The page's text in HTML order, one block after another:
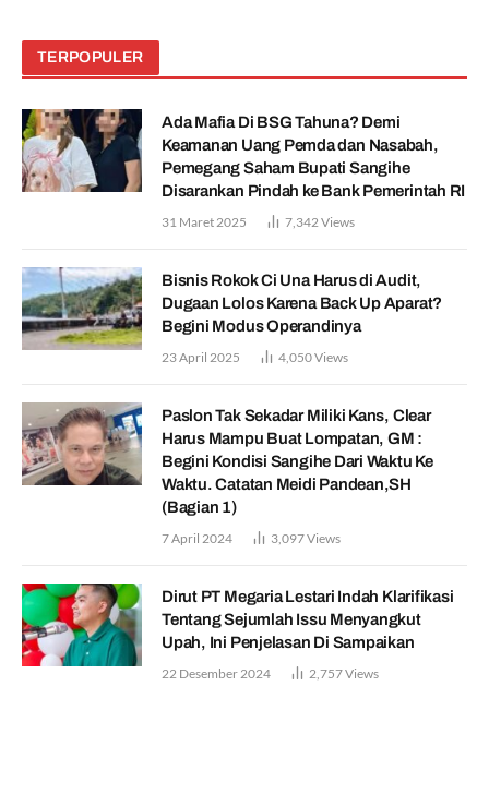
TERPOPULER
Ada Mafia Di BSG Tahuna? Demi
Keamanan Uang Pemda dan Nasabah,
Pemegang Saham Bupati Sangihe
Disarankan Pindah ke Bank Pemerintah RI
31 Maret 2025 7,342 Views
Bisnis Rokok Ci Una Harus di Audit,
Dugaan Lolos Karena Back Up Aparat?
Begini Modus Operandinya
23 April 2025 4,050Views
Paslon Tak Sekadar Miliki Kans, Clear
Harus Mampu Buat Lompatan, GM :
Begini Kondisi Sangihe Dari Waktu Ke
Waktu. Catatan Meidi Pandean,SH
(Bagian 1)
7 April 2024 3,097Views
Dirut PT Megaria Lestari Indah Klarifikasi
Tentang Sejumlah Issu Menyangkut
Upah, Ini Penjelasan Di Sampaikan
22 Desember 2024 2,757Views